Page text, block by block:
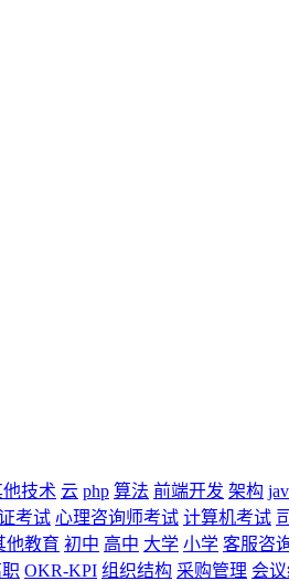
他技术 云 php 算法 前端开发 架构
考试 心理咨询师考试 计算机考试
他教育 初中 高中 大学 小学 客服咨
OKR-KPI 组织结构 采购管理 会